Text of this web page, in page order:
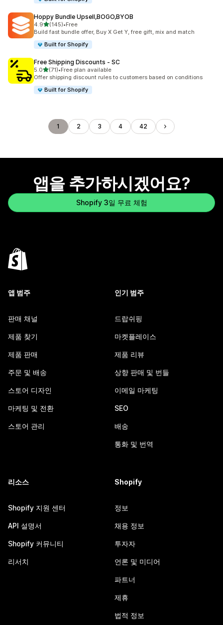
Hoppy Bundle Upsell,BOGO,BYOB
4.9별 5개 중
(145)
총 리뷰 145개
•Free
Build fast bundle offer, Buy X Get Y, free gift, mix and match
Built for Shopify
Free Shipping Discounts ‑ SC
5.0별 5개 중
(71)
총 리뷰 71개
•Free plan available
Offer shipping discount rules to customers based on conditions
Built for Shopify
1 2 3 4 42
앱을 추가하시겠어요?
Shopify 3일 무료 체험
앱 범주
판매 채널
제품 찾기
제품 판매
주문 및 배송
스토어 디자인
마케팅 및 전환
스토어 관리
인기 범주
드랍쉬핑
마켓플레이스
제품 리뷰
상향 판매 및 번들
이메일 마케팅
SEO
배송
통화 및 번역
리소스
Shopify 지원 센터
API 설명서
Shopify 커뮤니티
리서치
Shopify
정보
채용 정보
투자자
언론 및 미디어
파트너
제휴
법적 정보